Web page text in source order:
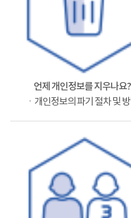
언제 개인정보를 지우나요?
ㆍ개인정보의 파기 절차 및